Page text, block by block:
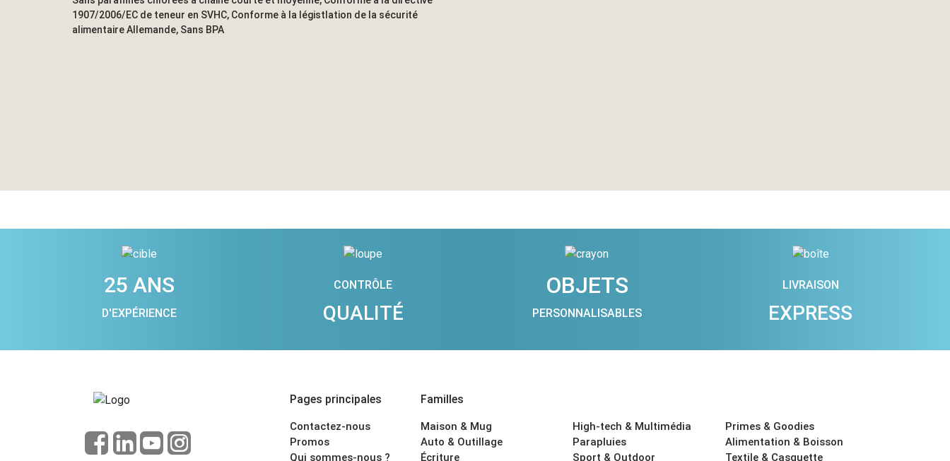
1907/2006/EC de teneur en SVHC, Conforme à la légistlation de la sécurité
alimentaire Allemande, Sans BPA
25 ANS
D'EXPÉRIENCE
CONTRÔLE
QUALITÉ
OBJETS
PERSONNALISABLES
LIVRAISON
EXPRESS
Pages principales
Contactez-nous
Promos
Qui sommes-nous ?
Familles
Maison & Mug
Auto & Outillage
Écriture
High-tech & Multimédia
Parapluies
Sport & Outdoor
Primes & Goodies
Alimentation & Boisson
Textile & Casquette